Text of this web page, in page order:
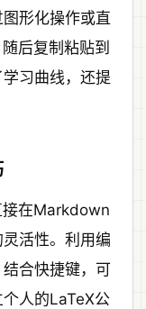
形化操作或直
后复制粘贴到
习曲线，还提
接在Markdown
活性。利用编
合快捷键，可
人的LaTeX公